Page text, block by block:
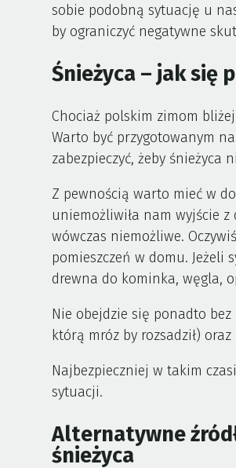
sobie podobną sytuację u
by ograniczyć negatywne
Śnieżyca – jak się
Chociaż polskim zimom
Warto być przygotowanym
zabezpieczyć, żeby śnieżyca
Z pewnością warto mieć w
uniemożliwiła nam wyjście
wówczas niemożliwe.
pomieszczeń w domu. Jeżeli
drewna do kominka, węgla,
Nie obejdzie się ponadto
którą mróz by rozsadził)
Najbezpieczniej w takim
sytuacji.
Alternatywne
śnieżyca